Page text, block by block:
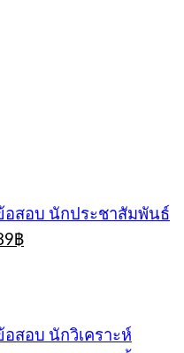
อสอบ นักประชาสัมพันธ์
฿Current
สอบ นักวิเคราะห์